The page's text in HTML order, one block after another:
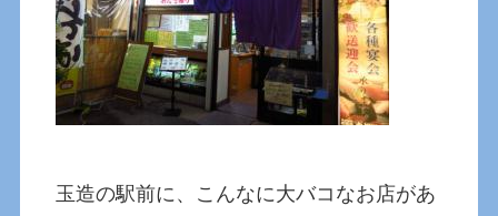
玉造の駅前に、こんなに大バコなお店があ